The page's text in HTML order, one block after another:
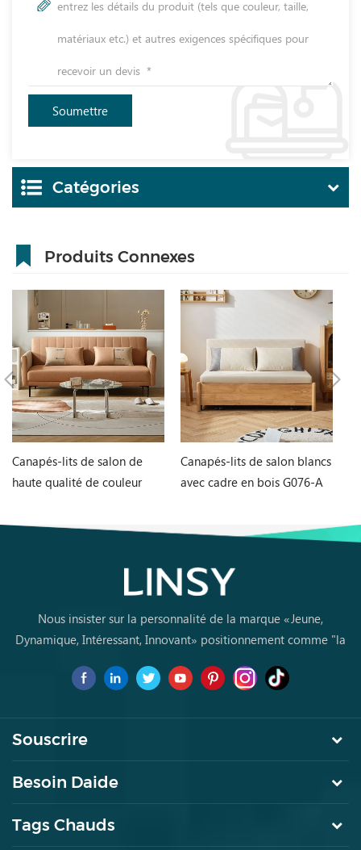
Catégories
Produits Connexes
Canapés-lits de salon de
haute qualité de couleur
Canapés-lits de salon blancs
avec cadre en bois G076-A
Nous insister sur la personnalité de la marque «Jeune,
Dynamique, Intéressant, Innovant» positionnement comme "la
pour la première fois
Souscrire
Besoin Daide
Tags Chauds